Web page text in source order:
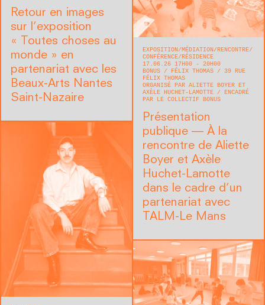
Retour en images
sur l’exposition
« Toutes choses au
monde » en
partenariat avec les
Beaux-Arts Nantes
Saint-Nazaire
EXPOSITION MÉDIATION
RENCONTRE/
CONFÉRENCE
RÉSIDENCE
17.06.26 17H00 - 20H00
BONUS
FÉLIX THOMAS
39 RUE
FÉLIX THOMAS
ORGANISÉ PAR ALIETTE BOYER ET
AXÈLE HUCHET-LAMOTTE
ENCADRÉ
PAR LE COLLECTIF BONUS
Présentation
publique — À la
rencontre de Aliette
Boyer et Axèle
Huchet-Lamotte
dans le cadre d’un
partenariat avec
TALM-Le Mans